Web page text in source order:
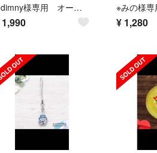
jedimny様専用 オーダーページ
1,990 ¥ 1,280